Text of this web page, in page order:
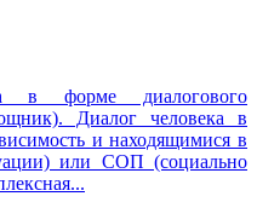
в форме диалогового
Диалог человека в
и находящимися в
или СОП (социально